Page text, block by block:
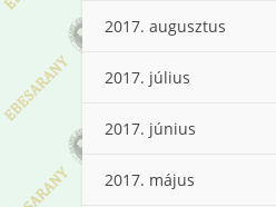
2017. augusztus
2017. július
2017. június
2017. május